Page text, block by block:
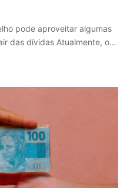
pode aproveitar algumas
das dívidas Atualmente, o…